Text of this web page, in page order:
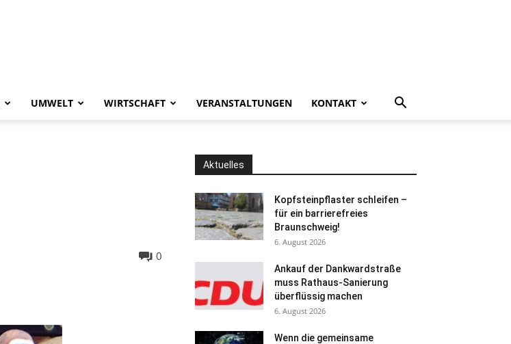
UMWELT WIRTSCHAFT VERANSTALTUNGEN KONTAKT
0
Aktuelles
Kopfsteinpflaster schleifen –
für ein barrierefreies
Braunschweig!
6. August 2026
Ankauf der Dankwardstraße
muss Rathaus-Sanierung
überflüssig machen
6. August 2026
Wenn die gemeinsame